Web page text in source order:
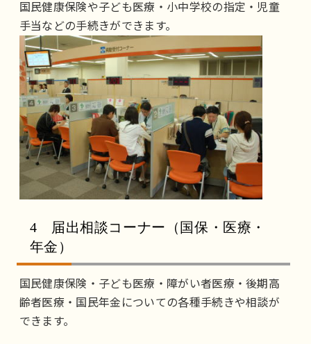
国民健康保険や子ども医療・小中学校の指定・児童
手当などの手続きができます。
4 届出相談コーナー（国保・医療・
年金）
国民健康保険・子ども医療・障がい者医療・後期高
齢者医療・国民年金についての各種手続きや相談が
できます。